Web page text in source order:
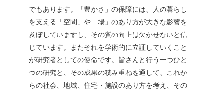
でもあります。「豊かさ」の保障には、人の暮らし
を支える「空間」や「場」のあり方が大きな影響を
及ぼしていますし、その質の向上は欠かせないと信
じています。またそれを学術的に立証していくこと
が研究者としての使命です。皆さんと行う一つひと
つの研究と、その成果の積み重ねを通して、これか
らの社会、地域、住宅・施設のあり方を考え、その